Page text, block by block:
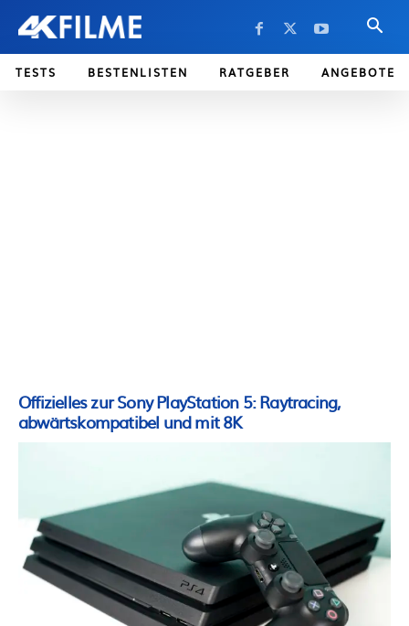
TESTS BESTENLISTEN RATGEBER ANGEBOTE
Offizielles zur Sony PlayStation 5: Raytracing,
abwärtskompatibel und mit 8K